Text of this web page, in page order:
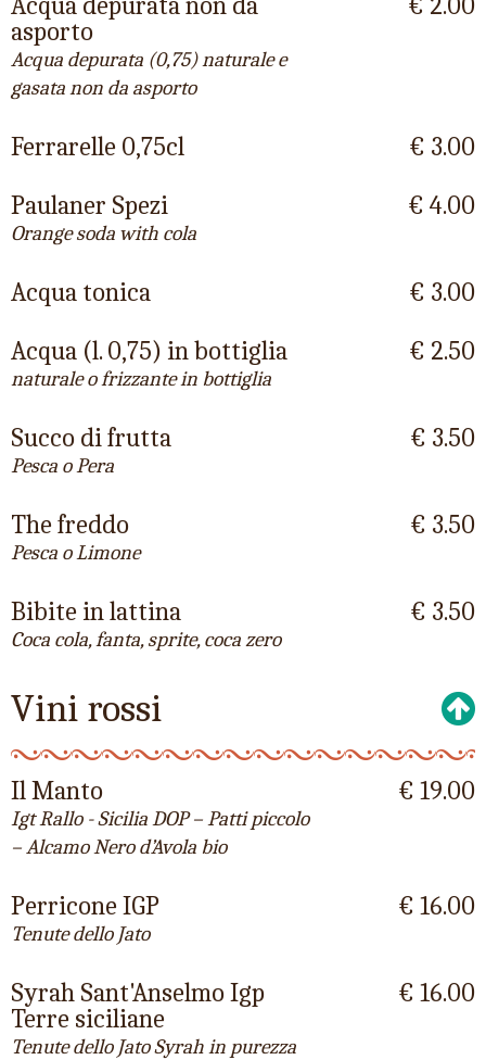
asporto
Acqua depurata (0,75) naturale e
gasata non da asporto
Ferrarelle 0,75cl
€ 3.00
Paulaner Spezi
Orange soda with cola
€ 4.00
Acqua tonica
€ 3.00
Acqua (l. 0,75) in bottiglia
naturale o frizzante in bottiglia
€ 2.50
Succo di frutta
Pesca o Pera
€ 3.50
The freddo
Pesca o Limone
€ 3.50
Bibite in lattina
Coca cola, fanta, sprite, coca zero
€ 3.50
Vini rossi
Il Manto
Igt Rallo - Sicilia DOP – Patti piccolo
– Alcamo Nero d’Avola bio
€ 19.00
Perricone IGP
Tenute dello Jato
€ 16.00
Syrah Sant'Anselmo Igp
Terre siciliane
Tenute dello Jato Syrah in purezza
€ 16.00